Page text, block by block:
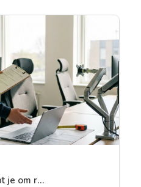
je om r…